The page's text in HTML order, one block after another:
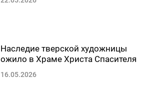
Наследие тверской художницы
ожило в Храме Христа Спасителя
16.05.2026